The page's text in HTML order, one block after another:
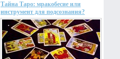
Тайна Таро: мракобесие или
инструмент для подсознания?